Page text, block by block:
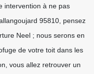
intervention à ne pas
95810, pensez
Neel ; nous serons en
de votre toit dans les
vous allez retrouver un